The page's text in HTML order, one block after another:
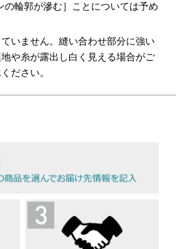
の輪郭が滲む］ことについては予め
いません。縫い合わせ部分に強い
や糸が露出し白く見える場合がご
ださい。